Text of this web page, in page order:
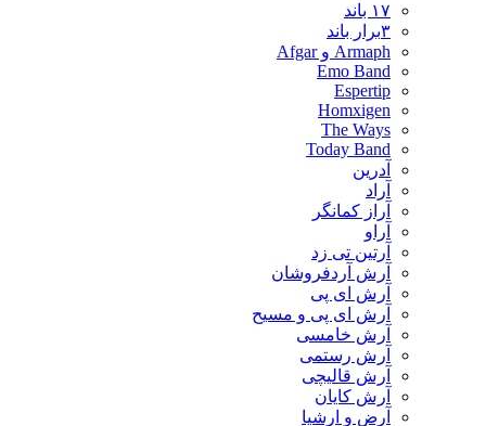
۱۷ باند
۳برار باند
Armaph و Afgar
Emo Band
Espertip
Homxigen
The Ways
Today Band
آدرین
آراد
آراز کمانگر
آراو
آرتین تی زد
آرش آردفروشان
آرش ای پی
آرش ای پی و مسیح
آرش خامسی
آرش رستمی
آرش قالیچی
آرش کایان
​آرض و ارشیا